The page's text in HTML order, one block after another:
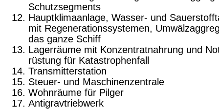
Schutzsegments
Hauptklimaanlage, Wasser- und
mit Regenerationssystemen,
das ganze Schiff
Lagerräume mit Konzentratnahrung und
rüstung für Katastrophenfall
Transmitterstation
Steuer- und Maschinenzentrale
Wohnräume für Pilger
Antigravtriebwerk